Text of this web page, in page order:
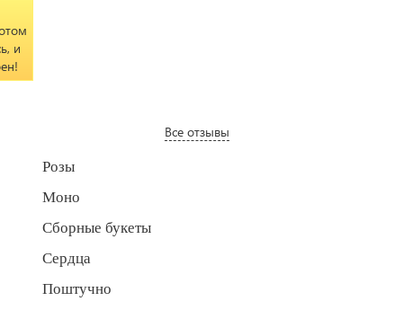
и
Все отзывы
Розы
Моно
Сборные букеты
Сердца
Поштучно